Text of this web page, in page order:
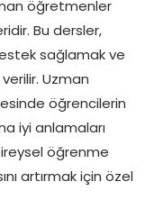
öğretmenler
Bu dersler,
sağlamak ve
verilir. Uzman
öğrencilerin
iyi anlamaları
öğrenme
artırmak için özel